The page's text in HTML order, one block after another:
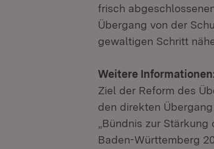
frisch
Übergang von der
gewaltigen Schritt
Weitere
Ziel der Reform des
den direkten
„Bündnis zur
Baden-Württemberg